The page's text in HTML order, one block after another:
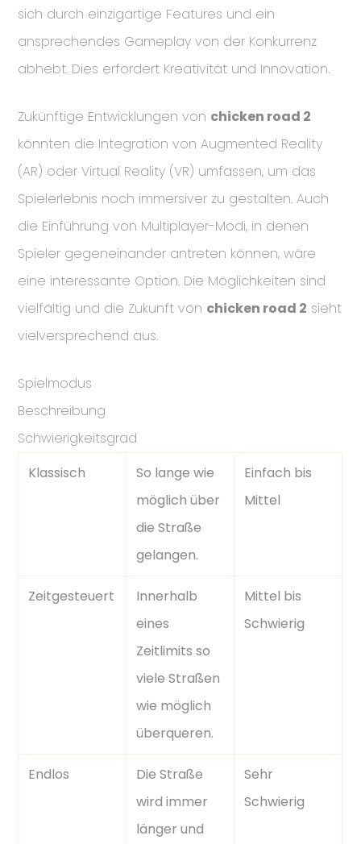
sich durch einzigartige Features und ein
ansprechendes Gameplay von der Konkurrenz
abhebt. Dies erfordert Kreativität und Innovation.
Zukünftige Entwicklungen von chicken road 2
könnten die Integration von Augmented Reality
(AR) oder Virtual Reality (VR) umfassen, um das
Spielerlebnis noch immersiver zu gestalten. Auch
die Einführung von Multiplayer-Modi, in denen
Spieler gegeneinander antreten können, wäre
eine interessante Option. Die Möglichkeiten sind
vielfältig und die Zukunft von chicken road 2 sieht
vielversprechend aus.
Spielmodus
Beschreibung
Schwierigkeitsgrad
Klassisch
So lange wie
möglich über
die Straße
gelangen.
Einfach bis
Mittel
Zeitgesteuert
Innerhalb
eines
Zeitlimits so
viele Straßen
wie möglich
überqueren.
Mittel bis
Schwierig
Endlos
Die Straße
wird immer
länger und
Sehr
Schwierig